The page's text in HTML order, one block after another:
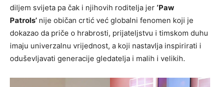
diljem svijeta pa čak i njihovih roditelja jer ‘Paw
Patrols’ nije običan crtić već globalni fenomen koji je
dokazao da priče o hrabrosti, prijateljstvu i timskom duhu
imaju univerzalnu vrijednost, a koji nastavlja inspirirati i
oduševljavati generacije gledatelja i malih i velikih.